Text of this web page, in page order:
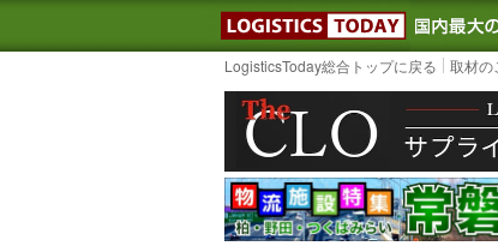
LogisticsToday総合トップに戻る 取材の